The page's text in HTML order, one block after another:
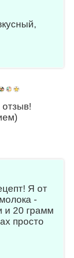
Я от
-
и 20 грамм
просто